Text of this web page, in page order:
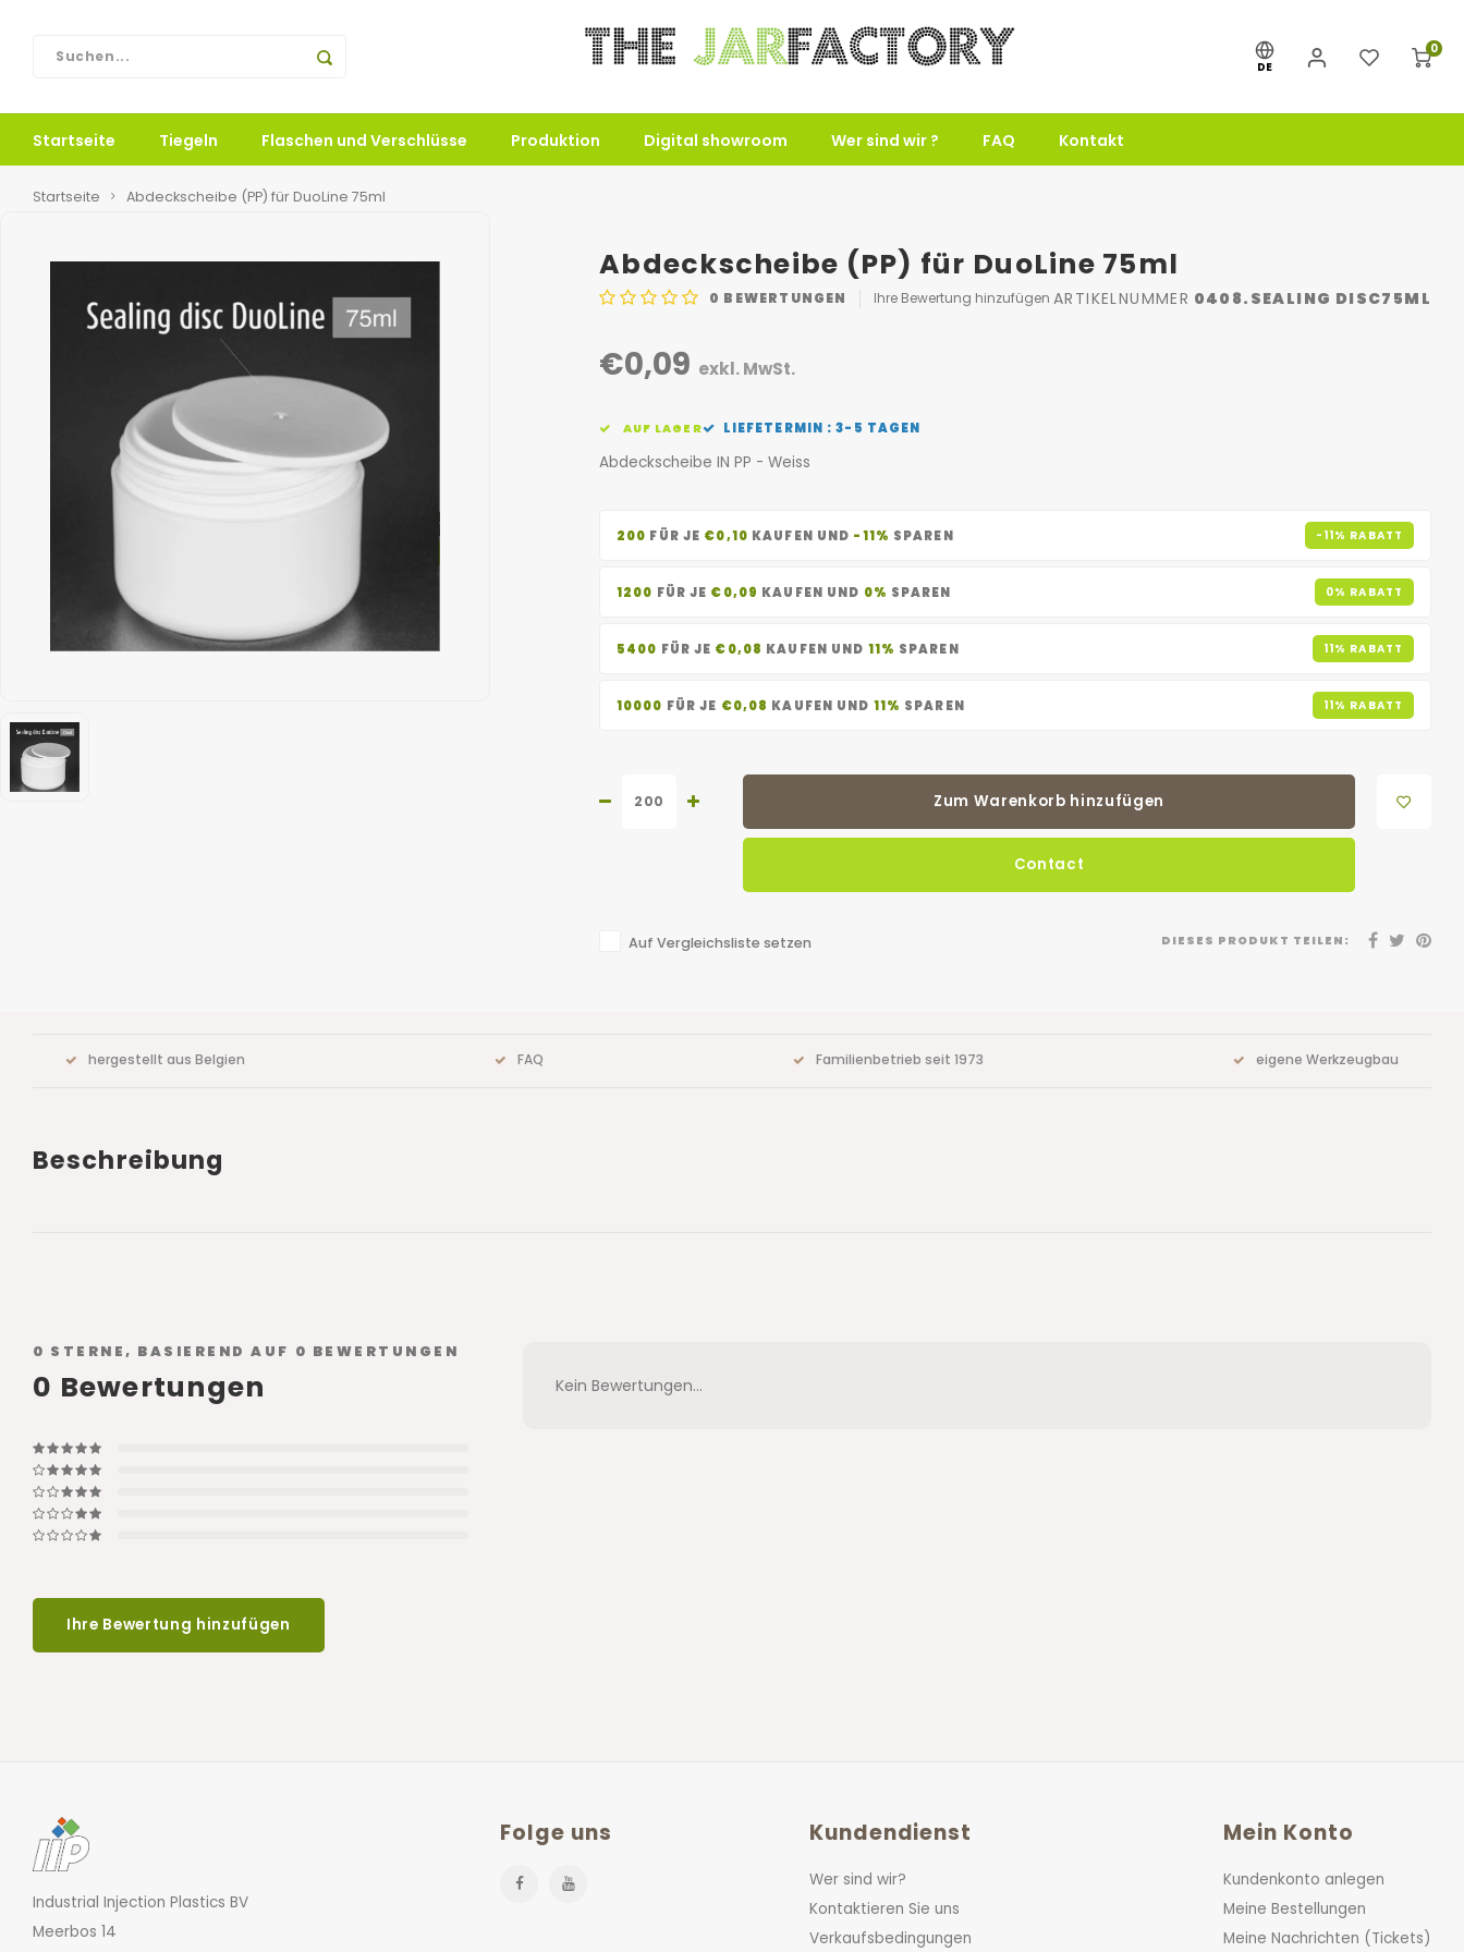
DE
0
Startseite Tiegeln Flaschen und Verschlüsse Produktion Digital showroom Wer sind wir ? FAQ Kontakt
Startseite Abdeckscheibe (PP) für DuoLine 75ml
Abdeckscheibe (PP) für DuoLine 75ml
0 BEWERTUNGEN Ihre Bewertung hinzufügen ARTIKELNUMMER 0408.SEALING DISC75ML
€0,09 exkl. MwSt.
AUF LAGER LIEFETERMIN : 3-5 TAGEN
Abdeckscheibe IN PP - Weiss
200 FÜR JE €0,10 KAUFEN UND -11% SPAREN -11% RABATT
1200 FÜR JE €0,09 KAUFEN UND 0% SPAREN 0% RABATT
5400 FÜR JE €0,08 KAUFEN UND 11% SPAREN 11% RABATT
10000 FÜR JE €0,08 KAUFEN UND 11% SPAREN 11% RABATT
Zum Warenkorb hinzufügen
Contact
Auf Vergleichsliste setzen DIESES PRODUKT TEILEN:
hergestellt aus Belgien FAQ Familienbetrieb seit 1973 eigene Werkzeugbau
Beschreibung
0 STERNE, BASIEREND AUF 0 BEWERTUNGEN
0 Bewertungen
Ihre Bewertung hinzufügen
Kein Bewertungen...
Industrial Injection Plastics BV
Meerbos 14
Folge uns Kundendienst
Wer sind wir?
Kontaktieren Sie uns
Verkaufsbedingungen
Mein Konto
Kundenkonto anlegen
Meine Bestellungen
Meine Nachrichten (Tickets)